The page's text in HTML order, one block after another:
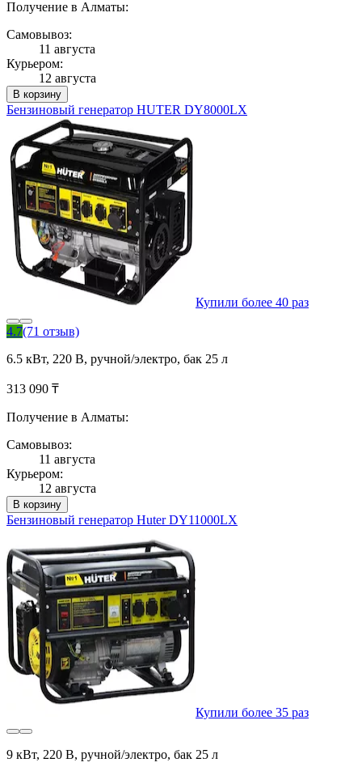
Получение в Алматы:
Самовывоз:
11 августа
Курьером:
12 августа
В корзину
Бензиновый генератор HUTER DY8000LX
Купили более 40 раз
4.7(71 отзыв)
6.5 кВт, 220 В, ручной/электро, бак 25 л
313 090 ₸
Получение в Алматы:
Самовывоз:
11 августа
Курьером:
12 августа
В корзину
Бензиновый генератор Huter DY11000LX
Купили более 35 раз
9 кВт, 220 В, ручной/электро, бак 25 л